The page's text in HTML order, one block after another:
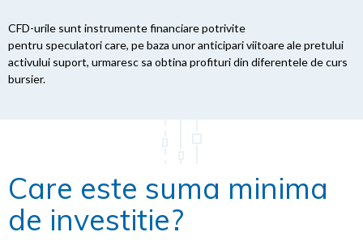
CFD-urile sunt instrumente financiare potrivite
pentru speculatori care, pe baza unor anticipari viitoare ale pretului
activului suport, urmaresc sa obtina profituri din diferentele de curs
bursier.
Care este suma minima
de investitie?